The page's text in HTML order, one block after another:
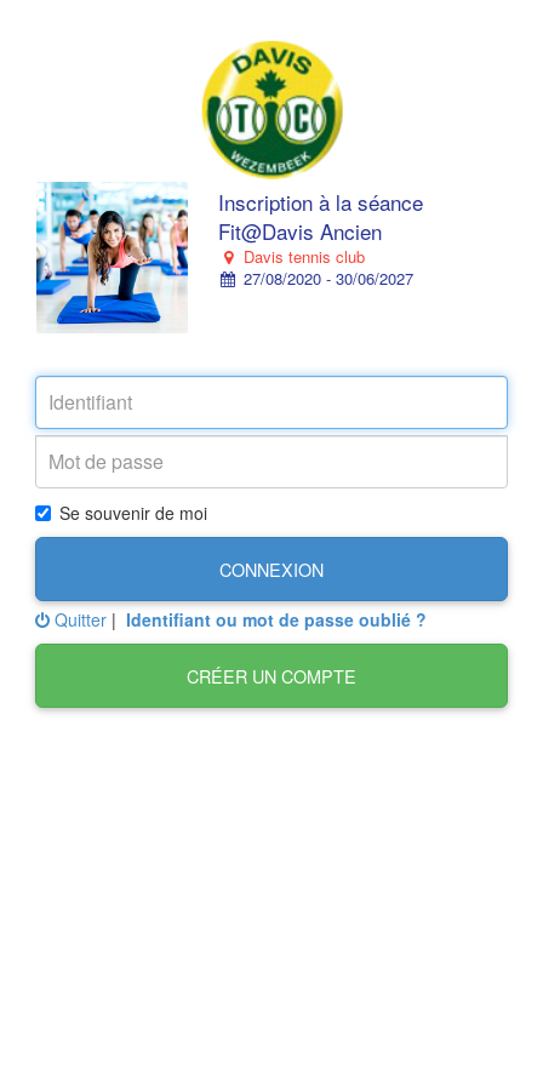
Inscription à la séance
Fit@Davis Ancien
Davis tennis club
27/08/2020 - 30/06/2027
Se souvenir de moi
CONNEXION
Quitter | Identifiant ou mot de passe oublié ?
CRÉER UN COMPTE